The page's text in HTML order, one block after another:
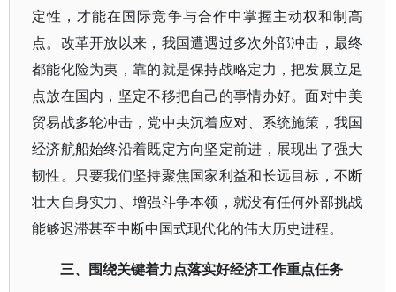
定性，才能在国际竞争与合作中掌握主动权和制高
点。改革开放以来，我国遭遇过多次外部冲击，最终
都能化险为夷，靠的就是保持战略定力，把发展立足
点放在国内，坚定不移把自己的事情办好。面对中美
贸易战多轮冲击，党中央沉着应对、系统施策，我国
经济航船始终沿着既定方向坚定前进，展现出了强大
韧性。只要我们坚持聚焦国家利益和长远目标，不断
壮大自身实力、增强斗争本领，就没有任何外部挑战
能够迟滞甚至中断中国式现代化的伟大历史进程。
三、围绕关键着力点落实好经济工作重点任务